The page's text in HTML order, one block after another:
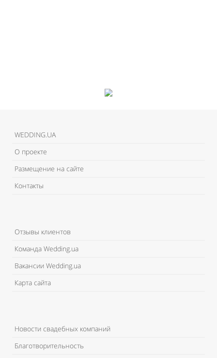
WEDDING.UA
О проекте
Размещение на сайте
Контакты
Отзывы клиентов
Команда Wedding.ua
Вакансии Wedding.ua
Карта сайта
Новости свадебных компаний
Благотворительность